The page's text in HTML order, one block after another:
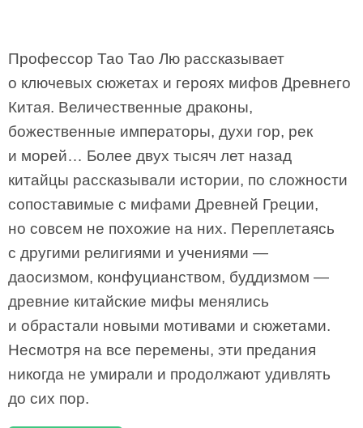
Профессор Тао Тао Лю рассказывает
о ключевых сюжетах и героях мифов Древнего
Китая. Величественные драконы,
божественные императоры, духи гор, рек
и морей… Более двух тысяч лет назад
китайцы рассказывали истории, по сложности
сопоставимые с мифами Древней Греции,
но совсем не похожие на них. Переплетаясь
с другими религиями и учениями —
даосизмом, конфуцианством, буддизмом —
древние китайские мифы менялись
и обрастали новыми мотивами и сюжетами.
Несмотря на все перемены, эти предания
никогда не умирали и продолжают удивлять
до сих пор.